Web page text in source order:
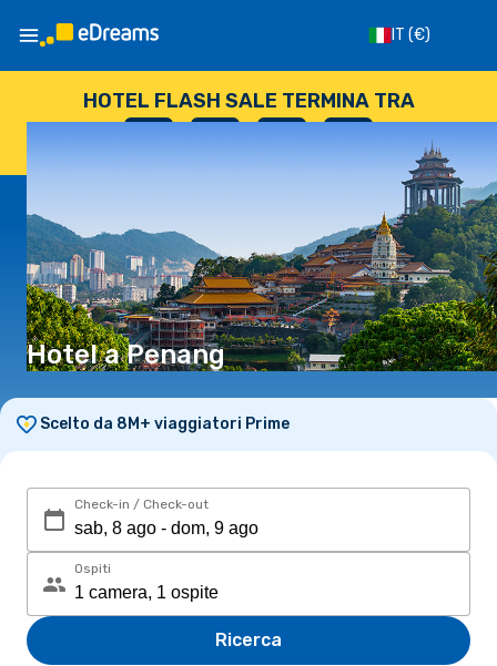
IT (€)
HOTEL FLASH SALE TERMINA TRA
-- : -- : : --
Hotel a Penang
Scelto da 8M+ viaggiatori Prime
Check-in / Check-out
Ospiti
Ricerca